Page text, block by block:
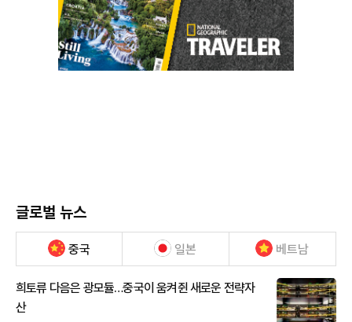
글로벌 뉴스
중국 일본 베트남
희토류 다음은 광모듈…중국이 움켜쥔 새로운 전략자
산